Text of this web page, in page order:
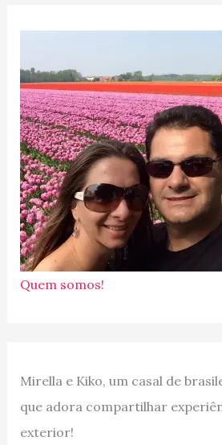
Quem somos!
Mirella e Kiko, um casal de
que adora compartilhar
exterior!